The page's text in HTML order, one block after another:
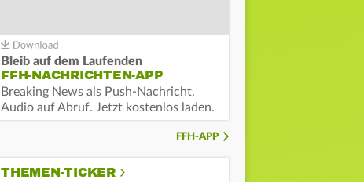
Bleib auf dem Laufenden
FFH-NACHRICHTEN-APP
Breaking News als Push-Nachricht,
Audio auf Abruf. Jetzt kostenlos laden.
FFH-APP
THEMEN-TICKER